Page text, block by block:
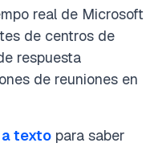
real de Microsoft
de centros de
respuesta
de reuniones en
texto para saber